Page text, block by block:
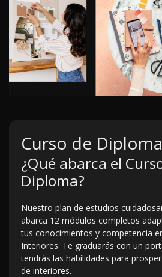
Curso de Diploma
¿Qué abarca el
Diploma?
Nuestro plan de estudios
abarca 12 módulos completos
tus conocimientos y competencia
Interiores. Te graduarás con un
tendrás las habilidades para
de interiores.